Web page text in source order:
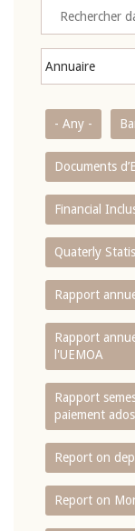
- Any -
Documents
Financial
Quaterly
Rapport
Rapport
l'UEMOA
Rapport
paiement
Report on
Report on